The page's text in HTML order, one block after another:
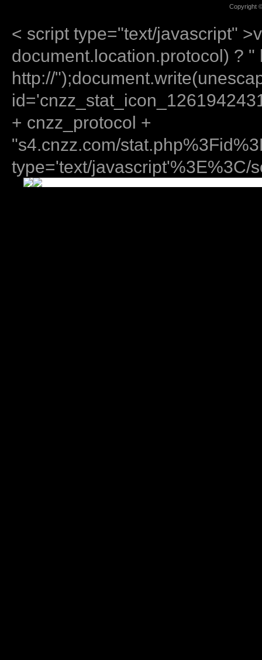
Copyright
< script type="text/javascript"
document.location.protocol) ? "
http://
+ cnzz_protocol +
"s4.cnzz.com/
type='text/javascript'%3E%3C/